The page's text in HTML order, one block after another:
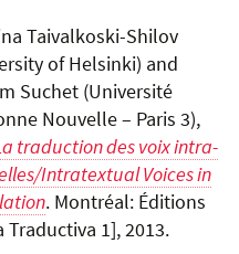
Taivalkoski-Shilov
of Helsinki) and
Suchet (Université
Nouvelle – Paris 3),
traduction des voix intra-
Intratextual Voices in
. Montréal: Éditions
1], 2013.